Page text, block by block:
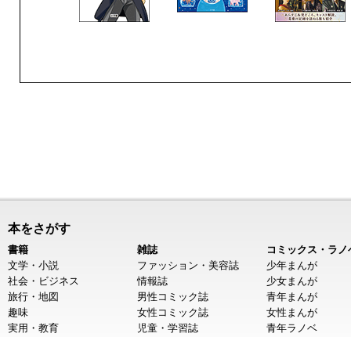
本をさがす
書籍
文学・小説
社会・ビジネス
旅行・地図
趣味
実用・教育
雑誌
ファッション・美容誌
情報誌
男性コミック誌
女性コミック誌
児童・学習誌
コミックス・ラノ
少年まんが
少女まんが
青年まんが
女性まんが
青年ラノベ